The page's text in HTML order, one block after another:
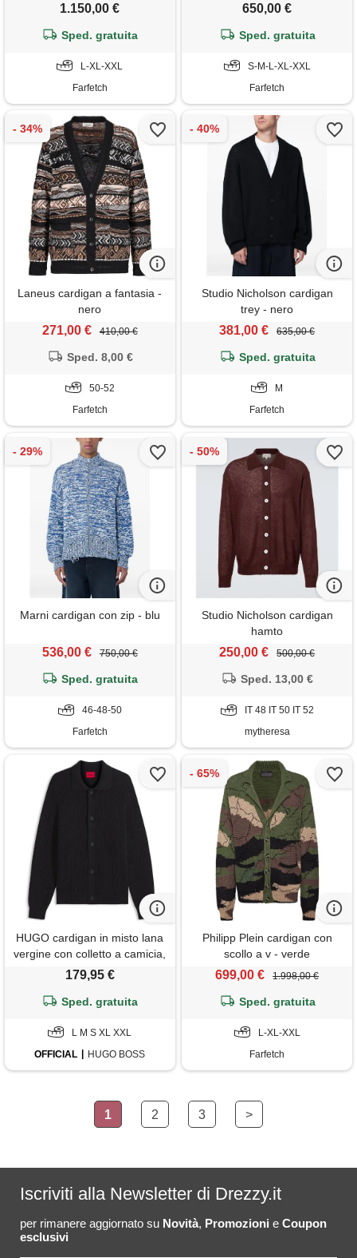
1.150,00 €
Sped. gratuita
L-XL-XXL
Farfetch
650,00 €
Sped. gratuita
S-M-L-XL-XXL
Farfetch
Laneus cardigan a fantasia -
nero
271,00 € 410,00 €
Sped. 8,00 €
50-52
Farfetch
Studio Nicholson cardigan
trey - nero
381,00 € 635,00 €
Sped. gratuita
M
Farfetch
Marni cardigan con zip - blu
536,00 € 750,00 €
Sped. gratuita
46-48-50
Farfetch
Studio Nicholson cardigan
hamto
250,00 € 500,00 €
Sped. 13,00 €
IT 48 IT 50 IT 52
mytheresa
HUGO cardigan in misto lana
vergine con colletto a camicia,
nero
179,95 €
Sped. gratuita
L M S XL XXL
OFFICIAL
HUGO BOSS
Philipp Plein cardigan con
scollo a v - verde
699,00 € 1.998,00 €
Sped. gratuita
L-XL-XXL
Farfetch
1 2 3 >
Iscriviti alla Newsletter di Drezzy.it
per rimanere aggiornato su Novità, Promozioni e Coupon
esclusivi